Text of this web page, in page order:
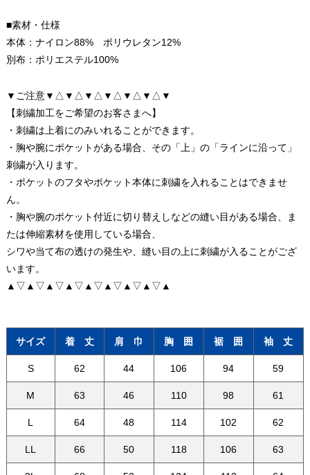
■素材・仕様
本体：ナイロン88% ポリウレタン12%
別布：ポリエステル100%
▼ご注意▼△▼△▼△▼△▼△▼△▼
【刺繍加工をご希望のお客さまへ】
・刺繍は上着にのみいれることができます。
・胸や腕にポケットがある場合、その「上」の「ラインに沿って」
刺繍が入ります。
・ポケットのフタやポケット本体に刺繍を入れることはできませ
ん。
・胸や腕のポケット付近に切り替えしなどの縫い目がある場合、ま
たは伸縮素材を使用している場合、
シワや当て布の透けの発生や、縫い目の上に刺繍が入ることがござ
います。
▲▽▲▽▲▽▲▽▲▽▲▽▲▽▲▽▲
サイズ 着 丈 肩 巾 胸 囲 裾 囲 袖 丈
S 62 44 106 94 59
M 63 46 110 98 61
L 64 48 114 102 62
LL 66 50 118 106 63